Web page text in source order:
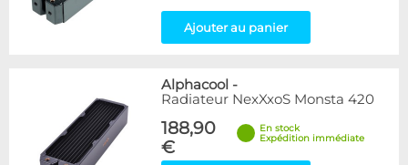
Ajouter au panier
Alphacool -
Radiateur NexXxoS Monsta 420
188,90
€
En stock
Expédition immédiate